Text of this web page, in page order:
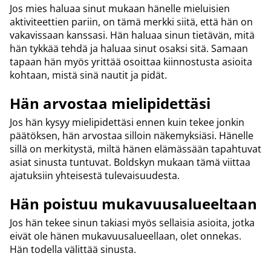
Jos mies haluaa sinut mukaan hänelle mieluisien
aktiviteettien pariin, on tämä merkki siitä, että hän on
vakavissaan kanssasi. Hän haluaa sinun tietävän, mitä
hän tykkää tehdä ja haluaa sinut osaksi sitä. Samaan
tapaan hän myös yrittää osoittaa kiinnostusta asioita
kohtaan, mistä sinä nautit ja pidät.
Hän arvostaa mielipidettäsi
Jos hän kysyy mielipidettäsi ennen kuin tekee jonkin
päätöksen, hän arvostaa silloin näkemyksiäsi. Hänelle
sillä on merkitystä, miltä hänen elämässään tapahtuvat
asiat sinusta tuntuvat. Boldskyn mukaan tämä viittaa
ajatuksiin yhteisestä tulevaisuudesta.
Hän poistuu mukavuusalueeltaan
Jos hän tekee sinun takiasi myös sellaisia asioita, jotka
eivät ole hänen mukavuusalueellaan, olet onnekas.
Hän todella välittää sinusta.